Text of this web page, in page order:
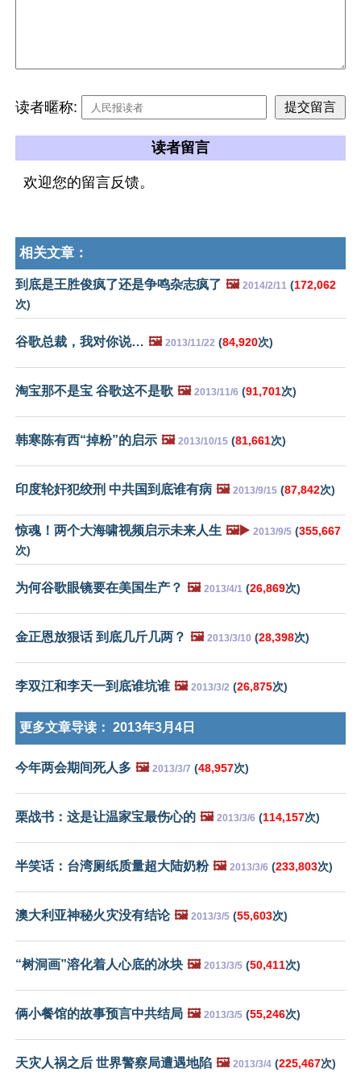
读者暱称:
读者留言
欢迎您的留言反馈。
相关文章：
到底是王胜俊疯了还是争鸣杂志疯了 🖼️ 2014/2/11 (172,062
次)
谷歌总裁，我对你说… 🖼️ 2013/11/22 (84,920次)
淘宝那不是宝 谷歌这不是歌 🖼️ 2013/11/6 (91,701次)
韩寒陈有西“掉粉”的启示 🖼️ 2013/10/15 (81,661次)
印度轮奸犯绞刑 中共国到底谁有病 🖼️ 2013/9/15 (87,842次)
惊魂！两个大海啸视频启示未来人生 🖼️▶️ 2013/9/5 (355,667
次)
为何谷歌眼镜要在美国生产？ 🖼️ 2013/4/1 (26,869次)
金正恩放狠话 到底几斤几两？ 🖼️ 2013/3/10 (28,398次)
李双江和李天一到底谁坑谁 🖼️ 2013/3/2 (26,875次)
更多文章导读： 2013年3月4日
今年两会期间死人多 🖼️ 2013/3/7 (48,957次)
栗战书：这是让温家宝最伤心的 🖼️ 2013/3/6 (114,157次)
半笑话：台湾厕纸质量超大陆奶粉 🖼️ 2013/3/6 (233,803次)
澳大利亚神秘火灾没有结论 🖼️ 2013/3/5 (55,603次)
“树洞画”溶化着人心底的冰块 🖼️ 2013/3/5 (50,411次)
俩小餐馆的故事预言中共结局 🖼️ 2013/3/5 (55,246次)
天灾人祸之后 世界警察局遭遇地陷 🖼️ 2013/3/4 (225,467次)